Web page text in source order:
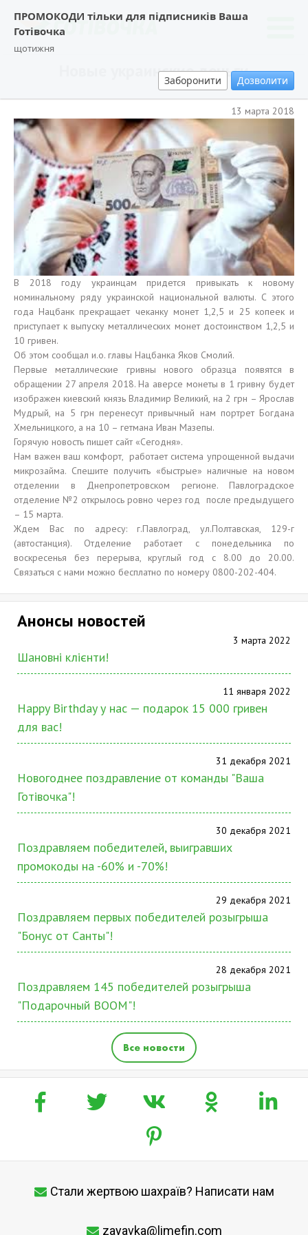
ПРОМОКОДИ тільки для підписників Ваша
Готівочка
щотижня
Заборонити Дозволити
Новые украинские деньги
13 марта 2018
В 2018 году украинцам придется привыкать к новому
номинальному ряду украинской национальной валюты. С этого
года Нацбанк прекращает чеканку монет 1,2,5 и 25 копеек и
приступает к выпуску металлических монет достоинством 1,2,5 и
10 гривен.
Об этом сообщал и.о. главы Нацбанка Яков Смолий.
Первые металлические гривны нового образца появятся в
обращении 27 апреля 2018. На аверсе монеты в 1 гривну будет
изображен киевский князь Владимир Великий, на 2 грн – Ярослав
Мудрый, на 5 грн перенесут привычный нам портрет Богдана
Хмельницкого, а на 10 – гетмана Иван Мазепы.
Горячую новость пишет сайт «Сегодня».
Нам важен ваш комфорт, работает система упрощенной выдачи
микрозайма. Спешите получить «быстрые» наличные на новом
отделении в Днепропетровском регионе. Павлоградское
отделение №2 открылось ровно через год после предыдущего
– 15 марта.
Ждем Вас по адресу: г.Павлоград, ул.Полтавская, 129-г
(автостанция). Отделение работает с понедельника по
воскресенья без перерыва, круглый год с 8.00 до 20.00.
Связаться с нами можно бесплатно по номеру 0800-202-404.
Анонсы новостей
3 марта 2022
Шановні клієнти!
11 января 2022
Happy Birthday у нас — подарок 15 000 гривен
для вас!
31 декабря 2021
Новогоднее поздравление от команды "Ваша
Готівочка"!
30 декабря 2021
Поздравляем победителей, выигравших
промокоды на -60% и -70%!
29 декабря 2021
Поздравляем первых победителей розыгрыша
"Бонус от Санты"!
28 декабря 2021
Поздравляем 145 победителей розыгрыша
"Подарочный BOOM"!
Все новости
Стали жертвою шахраїв? Написати нам
zayavka@limefin.com